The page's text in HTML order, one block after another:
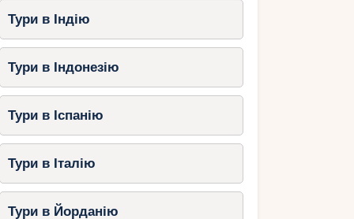
Тури в Індію
Тури в Індонезію
Тури в Іспанію
Тури в Італію
Тури в Йорданію